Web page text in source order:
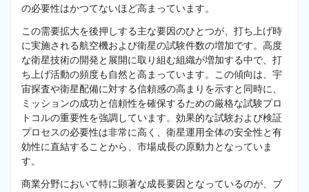
の必要性はかつてないほど高まっています。
この需要拡大を後押しする主な要因のひとつが、打ち上げ時
に実施される航空機および衛星の試験件数の増加です。高度
な衛星技術の開発と展開に取り組む組織が増加する中で、打
ち上げ活動の頻度も自然と高まっています。この傾向は、宇
宙探査や衛星配備に対する信頼感の高まりを示すと同時に、
ミッションの成功と信頼性を確保するための厳格な試験プロ
トコルの重要性を強調しています。効果的な試験および検証
プロセスの必要性は非常に高く、衛星運用全体の安全性と有
効性に直結することから、市場成長の原動力となっていま
す。
商業分野において特に顕著な成長要因となっているのが、ブ